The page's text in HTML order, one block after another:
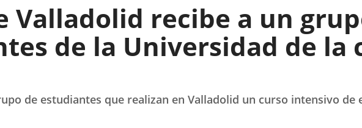
pop-
up
window.
Valladolid recibe a un
de la Universidad de la
de estudiantes que realizan en Valladolid un curso intensivo de